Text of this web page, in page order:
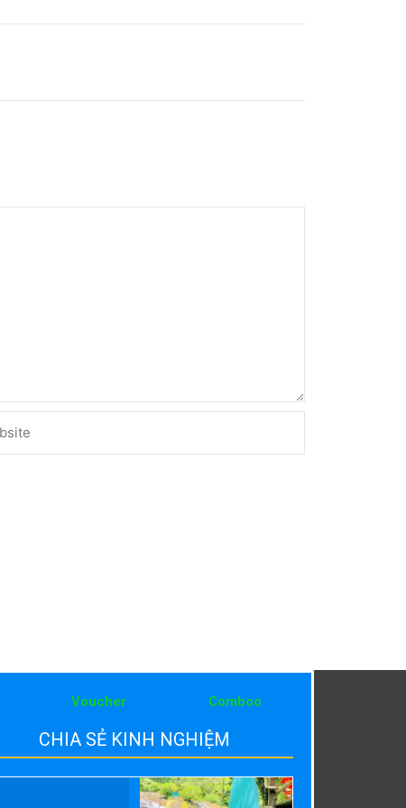
Voucher Comboo
CHIA SẺ KINH NGHIỆM